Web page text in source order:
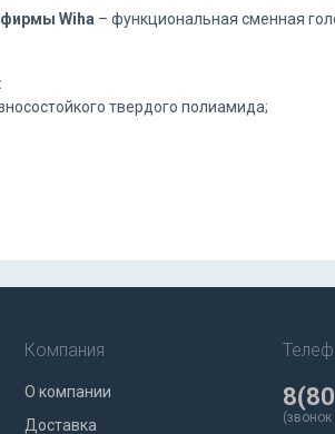
фирмы Wiha – функциональная сменная
твердого полиамида;
Компания
О компании
Доставка